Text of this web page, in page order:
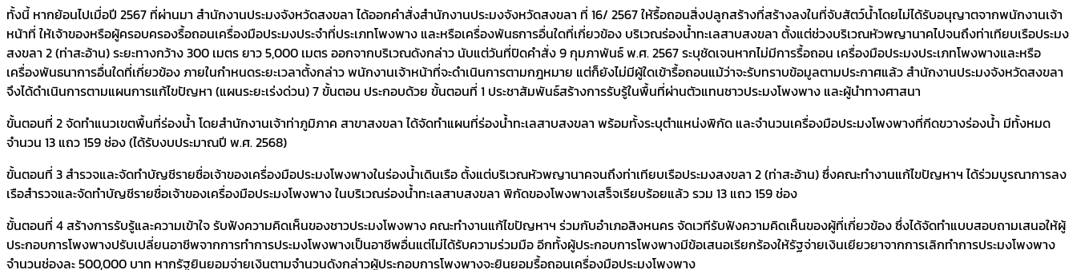
ทั้งนี้ หากย้อนไปเมื่อปี 2567 ที่ผ่านมา สำนักงานประมงจังหวัดสงขลา ได้ออกคำสั่งสำนักงานประมงจังหวัดสงขลา ที่ 16/ 2567 ให้รื้อถอนสิ่งปลูกสร้างที่สร้างลงในที่จับสัตว์น้ำโดยไม่ได้รับอนุญาตจากพนักงานเจ้า
หน้าที่ ให้เจ้าของหรือผู้ครอบครองรื้อถอนเครื่องมือประมงประจำที่ประเภทโพงพาง และหรือเครื่องพันธการอื่นใดที่เกี่ยวข้อง บริเวณร่องน้ำทะเลสาบสงขลา ตั้งแต่ช่วงบริเวณหัวพญานาคไปจนถึงท่าเทียบเรือประมง
สงขลา 2 (ท่าสะอ้าน) ระยะทางกว้าง 300 เมตร ยาว 5,000 เมตร ออกจากบริเวณดังกล่าว นับแต่วันที่ปิดคำสั่ง 9 กุมภาพันธ์ พ.ศ. 2567 ระบุชัดเจนหากไม่มีการรื้อถอน เครื่องมือประมงประเภทโพงพางและหรือ
เครื่องพันธนาการอื่นใดที่เกี่ยวข้อง ภายในกำหนดระยะเวลาตั้งกล่าว พนักงานเจ้าหน้าที่จะดำเนินการตามกฎหมาย แต่ก็ยังไม่มีผู้ใดเข้ารื้อถอนแม้ว่าจะรับทราบข้อมูลตามประกาศแล้ว สำนักงานประมงจังหวัดสงขลา
จึงได้ดำเนินการตามแผนการแก้ไขปัญหา (แผนระยะเร่งด่วน) 7 ขั้นตอน ประกอบด้วย ขั้นตอนที่ 1 ประชาสัมพันธ์สร้างการรับรู้ในพื้นที่ผ่านตัวแทนชาวประมงโพงพาง และผู้นำทางศาสนา
ขั้นตอนที่ 2 จัดทำแนวเขตพื้นที่ร่องน้ำ โดยสำนักงานเจ้าท่าภูมิภาค สาขาสงขลา ได้จัดทำแผนที่ร่องน้ำทะเลสาบสงขลา พร้อมทั้งระบุตำแหน่งพิกัด และจำนวนเครื่องมือประมงโพงพางที่กีดขวางร่องน้ำ มีทั้งหมด
จำนวน 13 แถว 159 ช่อง (ได้รับงบประมาณปี พ.ศ. 2568)
ขั้นตอนที่ 3 สำรวจและจัดทำบัญชีรายชื่อเจ้าของเครื่องมือประมงโพงพางในร่องน้ำเดินเรือ ตั้งแต่บริเวณหัวพญานาคจนถึงท่าเทียบเรือประมงสงขลา 2 (ท่าสะอ้าน) ซึ่งคณะทำงานแก้ไขปัญหาฯ ได้ร่วมบูรณาการลง
เรือสำรวจและจัดทำบัญชีรายชื่อเจ้าของเครื่องมือประมงโพงพาง ในบริเวณร่องน้ำทะเลสาบสงขลา พิกัดของโพงพางเสร็จเรียบร้อยแล้ว รวม 13 แถว 159 ช่อง
ขั้นตอนที่ 4 สร้างการรับรู้และความเข้าใจ รับฟังความคิดเห็นของชาวประมงโพงพาง คณะทำงานแก้ไขปัญหาฯ ร่วมกับอำเภอสิงหนคร จัดเวทีรับฟังความคิดเห็นของผู้ที่เกี่ยวข้อง ซึ่งได้จัดทำแบบสอบถามเสนอให้ผู้
ประกอบการโพงพางปรับเปลี่ยนอาชีพจากการทำการประมงโพงพางเป็นอาชีพอื่นแต่ไม่ได้รับความร่วมมือ อีกทั้งผู้ประกอบการโพงพางมีข้อเสนอเรียกร้องให้รัฐจ่ายเงินเยียวยาจากการเลิกทำการประมงโพงพาง
จำนวนช่องละ 500,000 บาท หากรัฐยินยอมจ่ายเงินตามจำนวนดังกล่าวผู้ประกอบการโพงพางจะยินยอมรื้อถอนเครื่องมือประมงโพงพาง